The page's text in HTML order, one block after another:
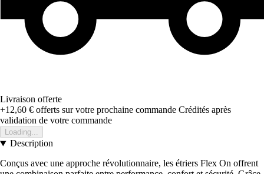
Livraison offerte
+12,60 € offerts sur votre prochaine commande Crédités après
validation de votre commande
Loading...
Description
Conçus avec une approche révolutionnaire, les étriers Flex On offrent